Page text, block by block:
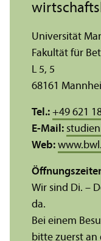
Universität
Fakultät für
L 5, 5
68161
Tel.: +49 621
E-Mail:
Web:
Wir sind Di. –
da.
Bei einem
bitte zuerst an